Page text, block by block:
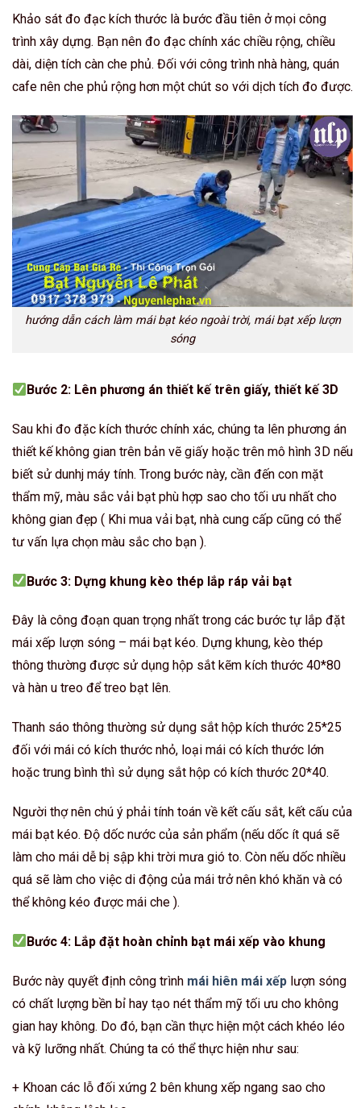
Khảo sát đo đạc kích thước là bước đầu tiên ở mọi công
trình xây dựng. Bạn nên đo đạc chính xác chiều rộng, chiều
dài, diện tích càn che phủ. Đối với công trình nhà hàng, quán
cafe nên che phủ rộng hơn một chút so với dịch tích đo được.
hướng dẫn cách làm mái bạt kéo ngoài trời, mái bạt xếp lượn
sóng
Bước 2: Lên phương án thiết kế trên giấy, thiết kế 3D
Sau khi đo đặc kích thước chính xác, chúng ta lên phương án
thiết kế không gian trên bản vẽ giấy hoặc trên mô hình 3D nếu
biết sử dunhj máy tính. Trong bước này, cần đến con mặt
thẩm mỹ, màu sắc vải bạt phù hợp sao cho tối ưu nhất cho
không gian đẹp ( Khi mua vải bạt, nhà cung cấp cũng có thể
tư vấn lựa chọn màu sắc cho bạn ).
Bước 3: Dựng khung kèo thép lắp ráp vải bạt
Đây là công đoạn quan trọng nhất trong các bước tự lắp đặt
mái xếp lượn sóng – mái bạt kéo. Dựng khung, kèo thép
thông thường được sử dụng hộp sắt kẽm kích thước 40*80
và hàn u treo để treo bạt lên.
Thanh sáo thông thường sử dụng sắt hộp kích thước 25*25
đối với mái có kích thước nhỏ, loại mái có kích thước lớn
hoặc trung bình thì sử dụng sắt hộp có kích thước 20*40.
Người thợ nên chú ý phải tính toán về kết cấu sắt, kết cấu của
mái bạt kéo. Độ dốc nước của sản phẩm (nếu dốc ít quá sẽ
làm cho mái dễ bị sập khi trời mưa gió to. Còn nếu dốc nhiều
quá sẽ làm cho việc di động của mái trở nên khó khăn và có
thể không kéo được mái che ).
Bước 4: Lắp đặt hoàn chỉnh bạt mái xếp vào khung
Bước này quyết định công trình mái hiên mái xếp lượn sóng
có chất lượng bền bỉ hay tạo nét thẩm mỹ tối ưu cho không
gian hay không. Do đó, bạn cần thực hiện một cách khéo léo
và kỹ lưỡng nhất. Chúng ta có thể thực hiện như sau:
+ Khoan các lỗ đối xứng 2 bên khung xếp ngang sao cho